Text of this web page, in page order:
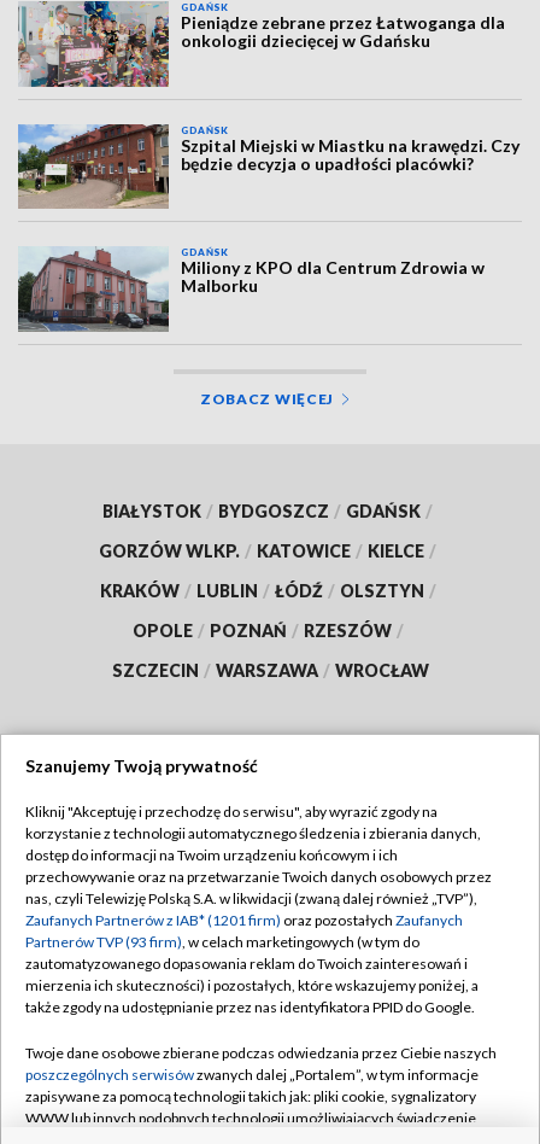
GDAŃSK
Pieniądze zebrane przez Łatwoganga dla
onkologii dziecięcej w Gdańsku
GDAŃSK
Szpital Miejski w Miastku na krawędzi. Czy
będzie decyzja o upadłości placówki?
GDAŃSK
Miliony z KPO dla Centrum Zdrowia w
Malborku
ZOBACZ WIĘCEJ
BIAŁYSTOK / BYDGOSZCZ / GDAŃSK /
GORZÓW WLKP. / KATOWICE / KIELCE /
KRAKÓW / LUBLIN / ŁÓDŹ / OLSZTYN /
OPOLE / POZNAŃ / RZESZÓW /
SZCZECIN / WARSZAWA / WROCŁAW
TVP
Abonament TVP
Emisja w TVP
Centrum informacji TVP
Naziemna Telewizja Cyfrowa
Rada Programowa
System NOS
Regulamin TVP
Polityka prywatności
Moje zgody
Pomoc
Kontakt
Szanujemy Twoją prywatność
Kliknij "Akceptuję i przechodzę do serwisu", aby wyrazić zgody na
korzystanie z technologii automatycznego śledzenia i zbierania danych,
dostęp do informacji na Twoim urządzeniu końcowym i ich
przechowywanie oraz na przetwarzanie Twoich danych osobowych przez
nas, czyli Telewizję Polską S.A. w likwidacji (zwaną dalej również „TVP”),
Zaufanych Partnerów z IAB* (1201 firm) oraz pozostałych Zaufanych
Partnerów TVP (93 firm), w celach marketingowych (w tym do
zautomatyzowanego dopasowania reklam do Twoich zainteresowań i
mierzenia ich skuteczności) i pozostałych, które wskazujemy poniżej, a
także zgody na udostępnianie przez nas identyfikatora PPID do Google.
Twoje dane osobowe zbierane podczas odwiedzania przez Ciebie naszych
poszczególnych serwisówzwanych dalej „Portalem”, w tym informacje
zapisywane za pomocą technologii takich jak: pliki cookie, sygnalizatory
WWW lub innych podobnych technologii umożliwiających świadczenie